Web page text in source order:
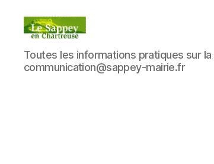
Blog
du
sappey
Toutes les informations pratiques sur
communication@sappey-mairie.fr